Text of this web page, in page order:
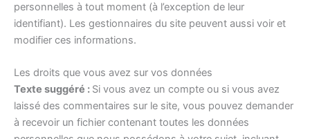
personnelles à tout moment (à l’exception de leur
identifiant). Les gestionnaires du site peuvent aussi voir et
modifier ces informations.
Les droits que vous avez sur vos données
Texte suggéré : Si vous avez un compte ou si vous avez
laissé des commentaires sur le site, vous pouvez demander
à recevoir un fichier contenant toutes les données